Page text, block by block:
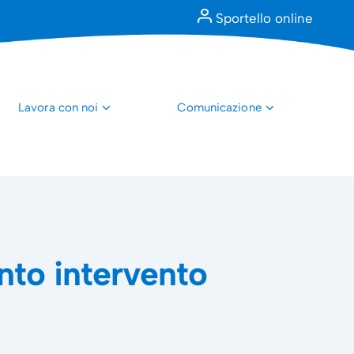
Sportello online
Lavora con noi Comunicazione
intervento